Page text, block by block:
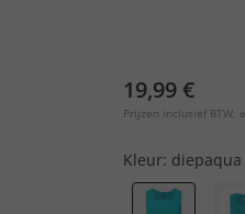
19,99 €
Prijzen inclusief BTW,
Kleur: diepaqua